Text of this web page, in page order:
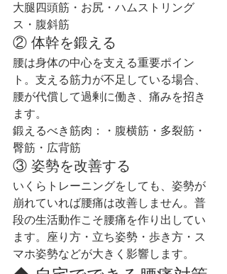
大腿四頭筋・お尻・ハムストリング
ス・腹斜筋
② 体幹を鍛える
腰は身体の中心を支える重要ポイン
ト。支える筋力が不足している場合、
腰が代償して過剰に働き、痛みを招き
ます。
鍛えるべき筋肉：・腹横筋・多裂筋・
臀筋・広背筋
③ 姿勢を改善する
いくらトレーニングをしても、姿勢が
崩れていれば腰痛は改善しません。普
段の生活動作こそ腰痛を作り出してい
ます。座り方・立ち姿勢・歩き方・ス
マホ姿勢などが大きく影響します。